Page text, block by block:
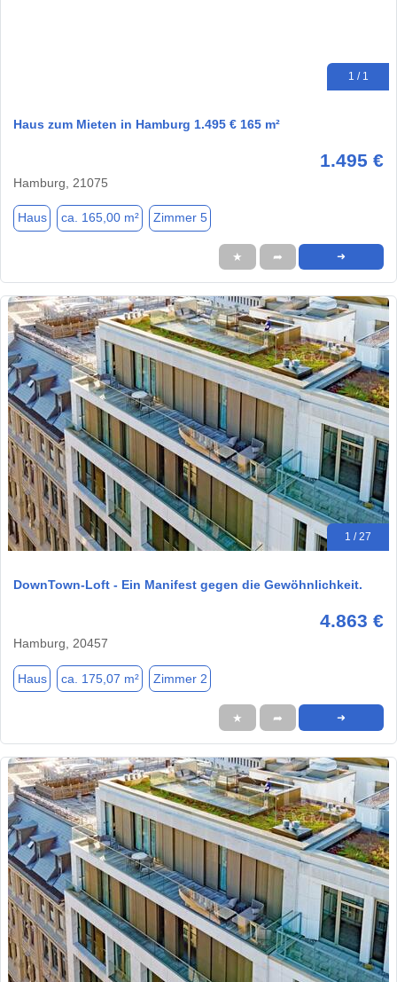
1 / 1
Haus zum Mieten in Hamburg 1.495 € 165 m²
1.495 €
Hamburg, 21075
Haus ca. 165,00 m² Zimmer 5
★ ➦ ➜
1 / 27
DownTown-Loft - Ein Manifest gegen die Gewöhnlichkeit.
4.863 €
Hamburg, 20457
Haus ca. 175,07 m² Zimmer 2
★ ➦ ➜